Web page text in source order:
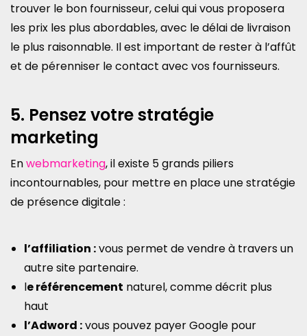
trouver le bon fournisseur, celui qui vous proposera
les prix les plus abordables, avec le délai de livraison
le plus raisonnable. Il est important de rester à l’affût
et de pérenniser le contact avec vos fournisseurs.
5. Pensez votre stratégie
marketing
Enwebmarketing, il existe 5 grands piliers
incontournables, pour mettre en place une stratégie
de présence digitale :
l’affiliation :vous permet de vendre à travers un
autre site partenaire.
le référencement naturel, comme décrit plus
haut
l’Adword :vous pouvez payer Google pour